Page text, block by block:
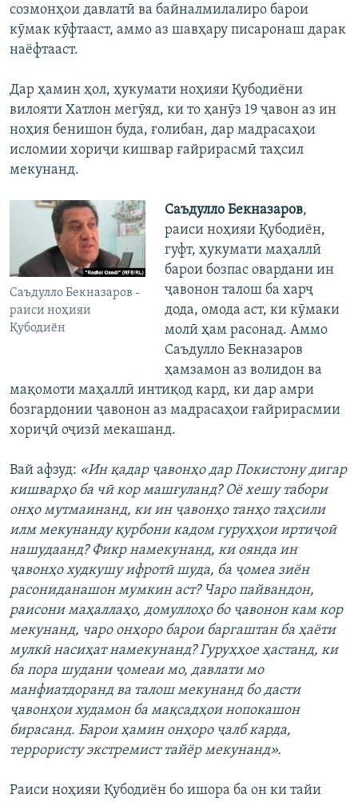
созмонҳои давлатӣ ва байналмилалиро барои
кӯмак кӯфтааст, аммо аз шавҳару писаронаш дарак
наёфтааст.
Дар ҳамин ҳол, ҳукумати ноҳияи Қубодиёни
вилояти Хатлон мегӯяд, ки то ҳанӯз 19 ҷавон аз ин
ноҳия бенишон буда, ғолибан, дар мадрасаҳои
исломии хориҷи кишвар ғайрирасмӣ таҳсил
мекунанд.
Саъдулло Бекназаров -
раиси ноҳияи
Қубодиён
Саъдулло Бекназаров,
раиси ноҳияи Қубодиён,
гуфт, ҳукумати маҳаллӣ
барои бозпас овардани ин
ҷавонон талош ба харҷ
дода, омода аст, ки кӯмаки
молӣ ҳам расонад. Аммо
Саъдулло Бекназаров
ҳамзамон аз волидон ва
мақомоти маҳаллӣ интиқод кард, ки дар амри
бозгардонии ҷавонон аз мадрасаҳои ғайрирасмии
хориҷӣ оҷизӣ мекашанд.
Вай афзуд: «Ин қадар ҷавонҳо дар Покистону дигар
кишварҳо ба чӣ кор машғуланд? Оё хешу табори
онҳо мутмаинанд, ки ин ҷавонҳо танҳо таҳсили
илм мекунанду қурбони кадом гуруҳҳои иртиҷоӣ
нашудаанд? Фикр намекунанд, ки оянда ин
ҷавонҳо худкушу ифротӣ шуда, ба ҷомеа зиён
расониданашон мумкин аст? Чаро пайвандон,
раисони маҳаллаҳо, домуллоҳо бо ҷавонон кам кор
мекунанд, чаро онҳоро барои баргаштан ба ҳаёти
мулкӣ насиҳат намекунанд? Гуруҳҳое ҳастанд, ки
ба пора шудани ҷомеаи мо, давлати мо
манфиатдоранд ва талош мекунанд бо дасти
ҷавонҳои худамон ба мақсадҳои нопокашон
бирасанд. Барои ҳамин онҳоро ҷалб карда,
террористу экстремист тайёр мекунанд».
Раиси ноҳияи Қубодиён бо ишора ба он ки тайи